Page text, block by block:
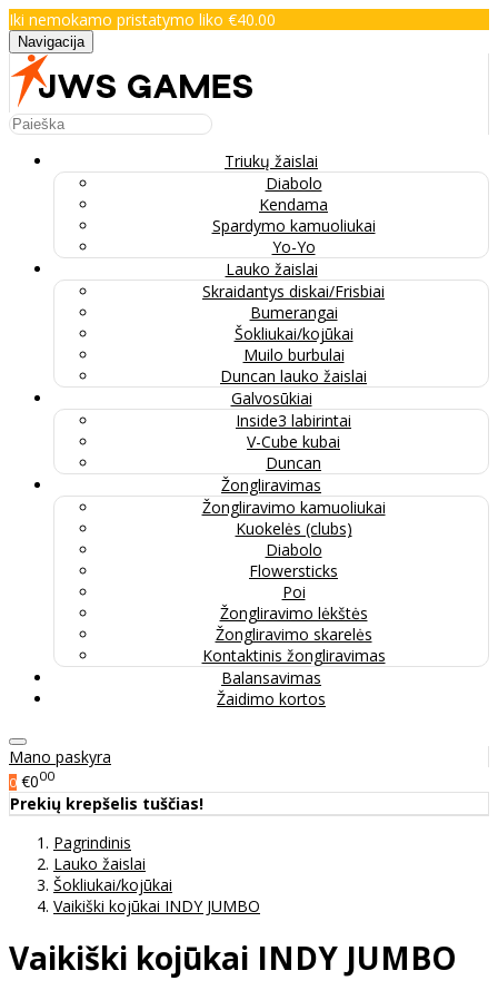
Iki nemokamo pristatymo liko €40.00
Navigacija
Triukų žaislai
Diabolo
Kendama
Spardymo kamuoliukai
Yo-Yo
Lauko žaislai
Skraidantys diskai/Frisbiai
Bumerangai
Šokliukai/kojūkai
Muilo burbulai
Duncan lauko žaislai
Galvosūkiai
Inside3 labirintai
V-Cube kubai
Duncan
Žongliravimas
Žongliravimo kamuoliukai
Kuokelės (clubs)
Diabolo
Flowersticks
Poi
Žongliravimo lėkštės
Žongliravimo skarelės
Kontaktinis žongliravimas
Balansavimas
Žaidimo kortos
Mano paskyra
0 €000
Prekių krepšelis tuščias!
Pagrindinis
Lauko žaislai
Šokliukai/kojūkai
Vaikiški kojūkai INDY JUMBO
Vaikiški kojūkai INDY JUMBO